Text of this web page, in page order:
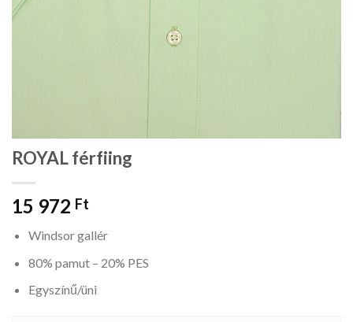
ROYAL férfiing
15 972 Ft
Windsor gallér
80% pamut – 20% PES
Egyszínű/üni